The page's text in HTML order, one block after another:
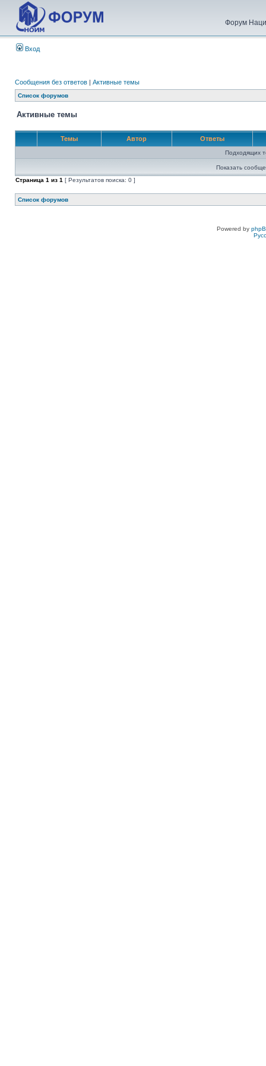
Форум
Вход
Сообщения без ответов | Активные темы
Список форумов
Активные темы
Темы Автор Ответы
Подходящих
Показать
Страница 1 из 1 [ Результатов поиска: 0 ]
Список форумов
Powered by